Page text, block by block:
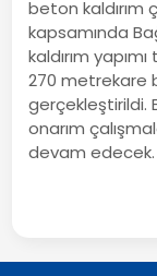
beton kaldırım
kapsamında
kaldırım
270 metrekare
gerçekleştirildi.
onarım
devam edecek.